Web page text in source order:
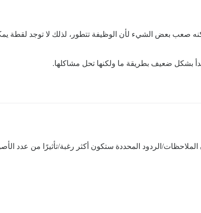
صعب بعض الشيء لأن الوظيفة تتطور، لذلك لا توجد لقطة
بشكل ضعيف بطريقة ما ولكنها تحل مشاكلها.
الردود المحددة ستكون أكثر رغبة/تأثيرًا من عدد